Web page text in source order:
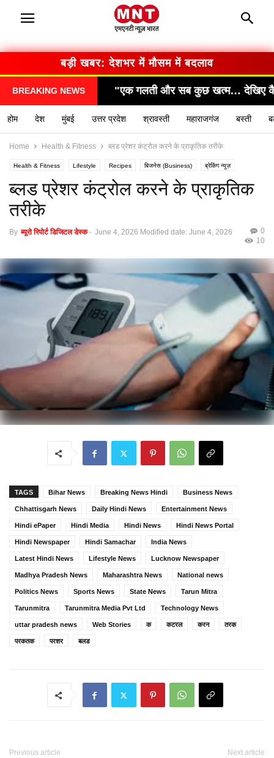
बड़ी खबर: सरकार का बड़ा फैसला
BREAKING NEWS
गलती और सब कुछ खत्म… देखिए कैसे हुआ हादसा!"
होम देश मुंबई उत्तर प्रदेश श्रावस्ती महाराजगंज बस्ती
Home Health & Fitness ब्लड प्रेशर कंट्रोल करने के प्राकृतिक तरीके
Health & Fitness Lifestyle Recipes बिजनेस (Business) ब्रेकिंग न्यूज़
मनोरंजन (Entertainment) राशिफल / ज्योतिष स्वास्थ्य (Health)
ब्लड प्रेशर कंट्रोल करने के प्राकृतिक
तरीके
By ब्यूरो रिपोर्ट डिजिटल डेस्क - June 4, 2026 Modified date: June 4, 2026
0
10
TAGS Bihar News Breaking News Hindi Business News
Chhattisgarh News Daily Hindi News Entertainment News
Hindi ePaper Hindi Media Hindi News Hindi News Portal
Hindi Newspaper Hindi Samachar India News
Latest Hindi News Lifestyle News Lucknow Newspaper
Madhya Pradesh News Maharashtra News National news
Politics News Sports News State News Tarun Mitra
Tarunmitra Tarunmitra Media Pvt Ltd Technology News
uttar pradesh news Web Stories क कटरल करन तरक
परकतक परशर बलड
Previous article Next article